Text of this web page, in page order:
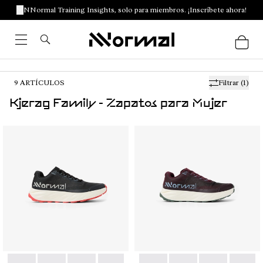
NNormal Training Insights, solo para miembros. ¡Inscríbete ahora!
Filtrar (1)
9 ARTÍCULOS
Kjerag Family - Zapatos para Mujer